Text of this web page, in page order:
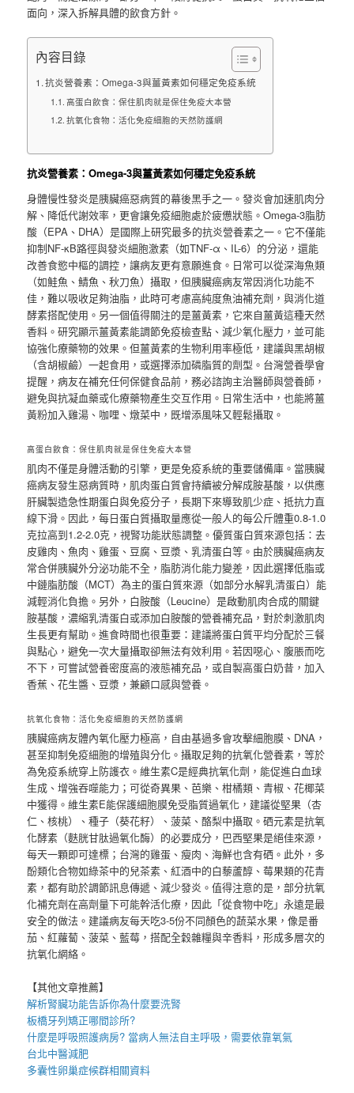
面向，深入拆解具體的飲食方針。
內容目錄
抗炎營養素：Omega-3與薑黃素如何穩定免疫系統
高蛋白飲食：保住肌肉就是保住免疫大本營
抗氧化食物：活化免疫細胞的天然防護網
抗炎營養素：Omega-3與薑黃素如何穩定免疫系統
身體慢性發炎是胰臟癌惡病質的幕後黑手之一。發炎會加速肌肉分
解、降低代謝效率，更會讓免疫細胞處於疲憊狀態。Omega-3脂肪
酸（EPA、DHA）是國際上研究最多的抗炎營養素之一。它不僅能
抑制NF-κB路徑與發炎細胞激素（如TNF-α、IL-6）的分泌，還能
改善食慾中樞的調控，讓病友更有意願進食。日常可以從深海魚類
（如鮭魚、鯖魚、秋刀魚）攝取，但胰臟癌病友常因消化功能不
佳，難以吸收足夠油脂，此時可考慮高純度魚油補充劑，與消化道
酵素搭配使用。另一個值得關注的是薑黃素，它來自薑黃這種天然
香料。研究顯示薑黃素能調節免疫檢查點、減少氧化壓力，並可能
協強化療藥物的效果。但薑黃素的生物利用率極低，建議與黑胡椒
（含胡椒鹼）一起食用，或選擇添加磷脂質的劑型。台灣營養學會
提醒，病友在補充任何保健食品前，務必諮詢主治醫師與營養師，
避免與抗凝血藥或化療藥物產生交互作用。日常生活中，也能將薑
黃粉加入雞湯、咖哩、燉菜中，既增添風味又輕鬆攝取。
高蛋白飲食：保住肌肉就是保住免疫大本營
肌肉不僅是身體活動的引擎，更是免疫系統的重要儲備庫。當胰臟
癌病友發生惡病質時，肌肉蛋白質會持續被分解成胺基酸，以供應
肝臟製造急性期蛋白與免疫分子，長期下來導致肌少症、抵抗力直
線下滑。因此，每日蛋白質攝取量應從一般人的每公斤體重0.8-1.0
克拉高到1.2-2.0克，視腎功能狀態調整。優質蛋白質來源包括：去
皮雞肉、魚肉、雞蛋、豆腐、豆漿、乳清蛋白等。由於胰臟癌病友
常合併胰臟外分泌功能不全，脂肪消化能力變差，因此選擇低脂或
中鏈脂肪酸（MCT）為主的蛋白質來源（如部分水解乳清蛋白）能
減輕消化負擔。另外，白胺酸（Leucine）是啟動肌肉合成的關鍵
胺基酸，濃縮乳清蛋白或添加白胺酸的營養補充品，對於刺激肌肉
生長更有幫助。進食時間也很重要：建議將蛋白質平均分配於三餐
與點心，避免一次大量攝取卻無法有效利用。若因噁心、腹脹而吃
不下，可嘗試營養密度高的液態補充品，或自製高蛋白奶昔，加入
香蕉、花生醬、豆漿，兼顧口感與營養。
抗氧化食物：活化免疫細胞的天然防護網
胰臟癌病友體內氧化壓力極高，自由基過多會攻擊細胞膜、DNA，
甚至抑制免疫細胞的增殖與分化。攝取足夠的抗氧化營養素，等於
為免疫系統穿上防護衣。維生素C是經典抗氧化劑，能促進白血球
生成、增強吞噬能力；可從奇異果、芭樂、柑橘類、青椒、花椰菜
中獲得。維生素E能保護細胞膜免受脂質過氧化，建議從堅果（杏
仁、核桃）、種子（葵花籽）、菠菜、酪梨中攝取。硒元素是抗氧
化酵素（麩胱甘肽過氧化酶）的必要成分，巴西堅果是絕佳來源，
每天一顆即可達標；台灣的雞蛋、瘦肉、海鮮也含有硒。此外，多
酚類化合物如綠茶中的兒茶素、紅酒中的白藜蘆醇、莓果類的花青
素，都有助於調節訊息傳遞、減少發炎。值得注意的是，部分抗氧
化補充劑在高劑量下可能幹活化療，因此「從食物中吃」永遠是最
安全的做法。建議病友每天吃3-5份不同顏色的蔬菜水果，像是番
茄、紅蘿蔔、菠菜、藍莓，搭配全穀雜糧與辛香料，形成多層次的
抗氧化網絡。
【其他文章推薦】
解析腎臟功能告訴你為什麼要洗腎
板橋牙列矯正哪間診所?
什麼是呼吸照護病房? 當病人無法自主呼吸，需要依靠氧氣
台北中醫減肥
多囊性卵巢症候群相關資料